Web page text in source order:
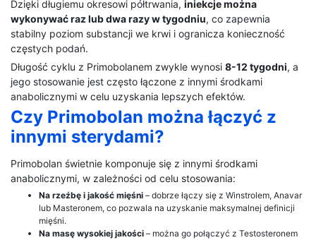
Dzięki długiemu okresowi półtrwania, iniekcje można
wykonywać raz lub dwa razy w tygodniu, co zapewnia
stabilny poziom substancji we krwi i ogranicza konieczność
częstych podań.
Długość cyklu z Primobolanem zwykle wynosi 8-12 tygodni, a
jego stosowanie jest często łączone z innymi środkami
anabolicznymi w celu uzyskania lepszych efektów.
Czy Primobolan można łączyć z
innymi sterydami?
Primobolan świetnie komponuje się z innymi środkami
anabolicznymi, w zależności od celu stosowania:
Na rzeźbę i jakość mięśni – dobrze łączy się z Winstrolem, Anavar
lub Masteronem, co pozwala na uzyskanie maksymalnej definicji
mięśni.
Na masę wysokiej jakości – można go połączyć z Testosteronem